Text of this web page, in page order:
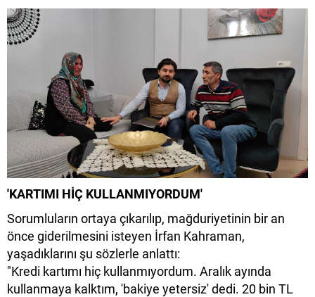
'KARTIMI HİÇ KULLANMIYORDUM'
Sorumluların ortaya çıkarılıp, mağduriyetinin bir an
önce giderilmesini isteyen İrfan Kahraman,
yaşadıklarını şu sözlerle anlattı:
"Kredi kartımı hiç kullanmıyordum. Aralık ayında
kullanmaya kalktım, 'bakiye yetersiz' dedi. 20 bin TL